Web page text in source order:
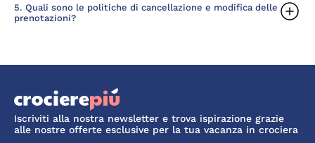
5. Quali sono le politiche di cancellazione e modifica delle
prenotazioni?
Iscriviti alla nostra newsletter e trova ispirazione grazie
alle nostre offerte esclusive per la tua vacanza in crociera